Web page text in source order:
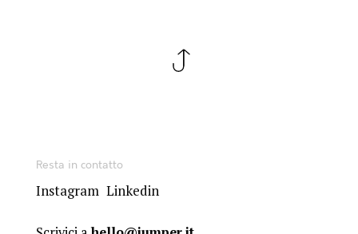
Resta in contatto
Instagram Linkedin